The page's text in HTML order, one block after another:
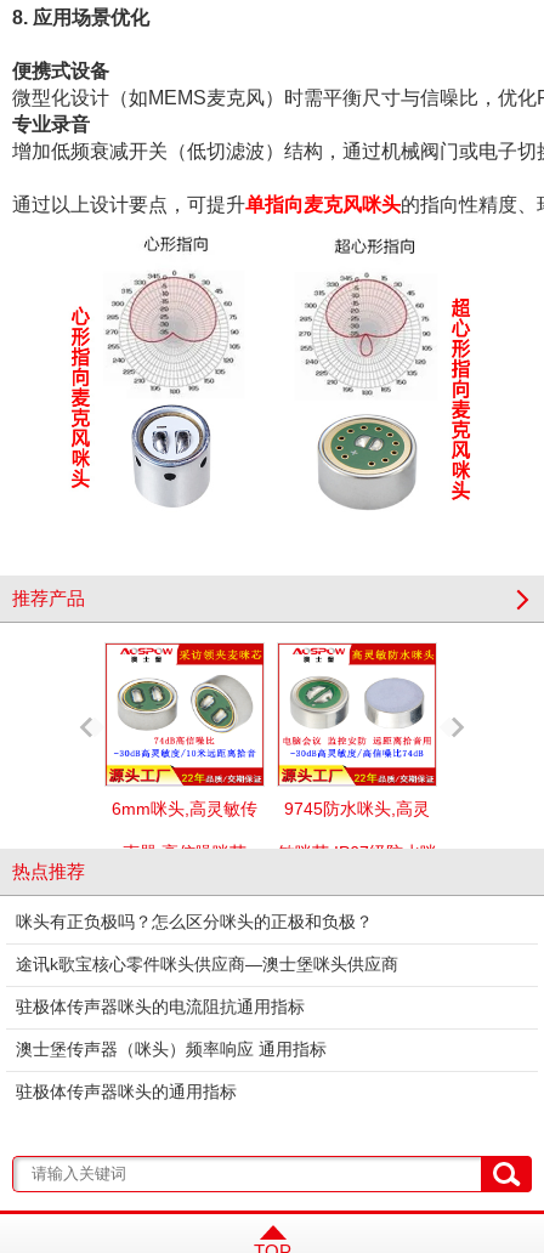
8. 应用场景优化
便携式设备
微型化设计（如MEMS麦克风）时需平衡尺寸与信噪比，优
专业录音
增加低频衰减开关（低切滤波）结构，通过机械阀门或电子切
通过以上设计要点，可提升单指向麦克风咪头的指向性精度、
推荐产品
6mm咪头,高灵敏传
声器,高信噪咪芯
9745防水咪头,高灵
敏咪芯,IP67级防水咪
6050全指向单电容咪
头
6050插针咪头,6050
热点推荐
咪头有正负极吗？怎么区分咪头的正极和负极？
途讯k歌宝核心零件咪头供应商—澳士堡咪头供应商
驻极体传声器咪头的电流阻抗通用指标
澳士堡传声器（咪头）频率响应 通用指标
驻极体传声器咪头的通用指标